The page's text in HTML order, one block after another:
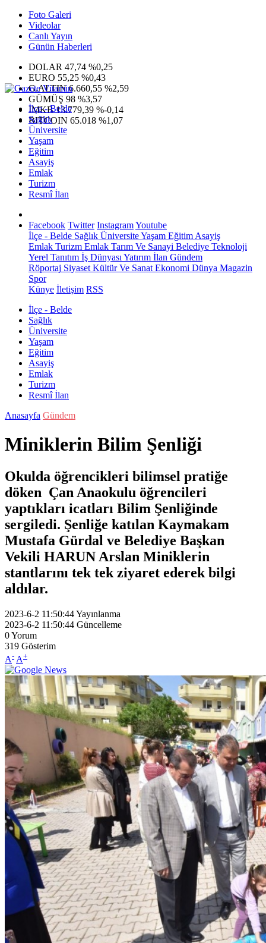
Foto Galeri
Videolar
Canlı Yayın
Günün Haberleri
DOLAR 47,74 %0,25
EURO 55,25 %0,43
G.ALTIN6.660,55 %2,59
GÜMÜŞ 98 %3,57
IMKB13.779,39 %-0,14
BITCOIN 65.018 %1,07
İlçe - Belde
Sağlık
Üniversite
Yaşam
Eğitim
Asayiş
Emlak
Turizm
Resmî İlan
Facebook Twitter InstagramYoutube
İlçe - Belde Sağlık ÜniversiteYaşam Eğitim Asayiş
Emlak Turizm Emlak Tarım Ve Sanayi Belediye Teknoloji
Yerel Tanıtım İş Dünyası Yatırım İlan Gündem
Röportaj Siyaset Kültür Ve Sanat Ekonomi Dünya Magazin
Spor
Künye İletişim RSS
İlçe - Belde
Sağlık
Üniversite
Yaşam
Eğitim
Asayiş
Emlak
Turizm
Resmî İlan
Anasayfa Gündem
Miniklerin Bilim Şenliği
Okulda öğrencikleri bilimsel pratiğe
döken Çan Anaokulu öğrencileri
yaptıkları icatları Bilim Şenliğinde
sergiledi. Şenliğe katılan Kaymakam
Mustafa Gürdal ve Belediye Başkan
Vekili HARUN Arslan Miniklerin
stantlarını tek tek ziyaret ederek bilgi
aldılar.
2023-6-2 11:50:44Yayınlanma
2023-6-2 11:50:44 Güncelleme
0Yorum
319 Gösterim
A- A+